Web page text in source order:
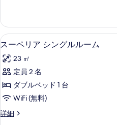
ド
2
台
の
す
べ
て
の
ド
台
の
詳
細
ル
ル
ー
ム
の
す
べ
て
テ
ィ
ブ
ブ
ル
ー
ム
詳
ス
ー
ペ
リ
ア
ン
4
スーペリア シングルルーム
23 ㎡
定員 2 名
ダブルベッド 1 台
WiFi (無料)
詳細
ス